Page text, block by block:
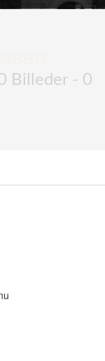
Billeder - 0